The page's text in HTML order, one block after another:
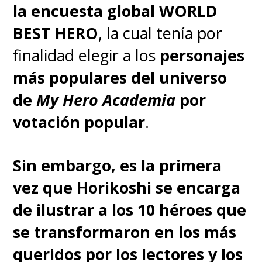
la encuesta global WORLD
BEST HERO, la cual tenía por
finalidad elegir a los personajes
más populares del universo
deMy Hero Academia por
votación popular.
Sin embargo, es la primera
vez que Horikoshi se encarga
de ilustrar a los 10 héroes que
se transformaron en los más
queridos por los lectores y los